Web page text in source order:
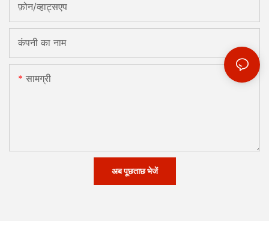
फ़ोन/व्हाट्सएप
कंपनी का नाम
सामग्री
अब पूछताछ भेजें